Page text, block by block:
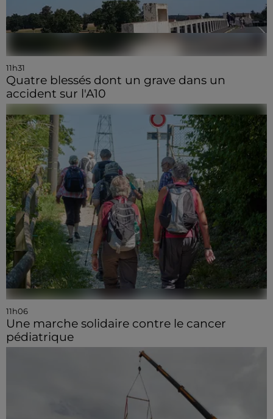
11h31
Quatre blessés dont un grave dans un
accident sur l'A10
11h06
Une marche solidaire contre le cancer
pédiatrique